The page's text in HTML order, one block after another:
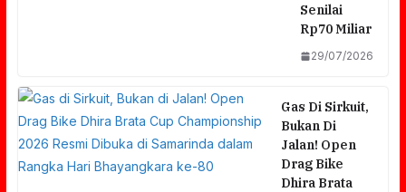
Senilai
Rp70 Miliar
29/07/2026
Gas Di Sirkuit,
Bukan Di
Jalan! Open
Drag Bike
Dhira Brata